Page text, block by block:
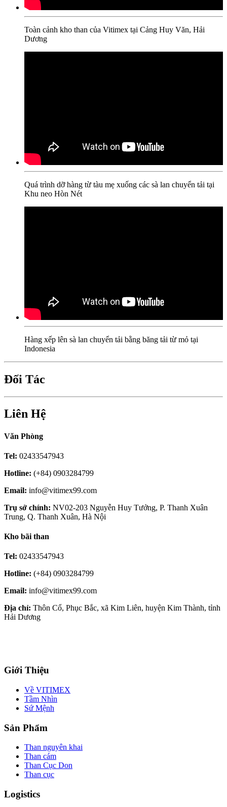
Toàn cảnh kho than của Vitimex tại Cảng Huy Văn, Hải
Dương
Quá trình dỡ hàng từ tàu mẹ xuống các sà lan chuyển tải tại
Khu neo Hòn Nét
Hàng xếp lên sà lan chuyển tải bằng băng tải từ mỏ tại
Indonesia
Đối Tác
Liên Hệ
Văn Phòng
Tel: 02433547943
Hotline: (+84) 0903284799
Email: info@vitimex99.com
Trụ sở chính: NV02-203 Nguyễn Huy Tưởng, P. Thanh Xuân
Trung, Q. Thanh Xuân, Hà Nội
Kho bãi than
Tel: 02433547943
Hotline: (+84) 0903284799
Email: info@vitimex99.com
Địa chỉ: Thôn Cổ, Phục Bắc, xã Kim Liên, huyện Kim Thành, tỉnh
Hải Dương
Giới Thiệu
Về VITIMEX
Tầm Nhìn
Sứ Mệnh
Sản Phẩm
Than nguyên khai
Than cám
Than Cục Don
Than cục
Logistics